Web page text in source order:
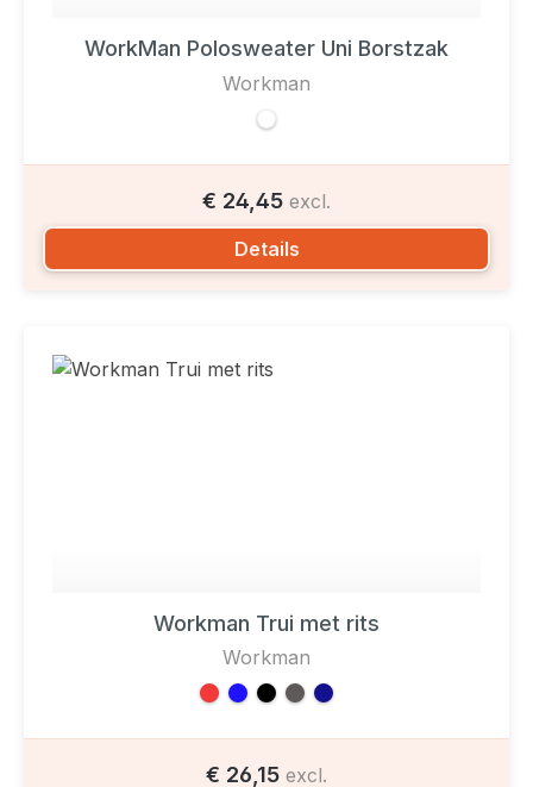
WorkMan Polosweater Uni Borstzak
Workman
€ 24,45 excl.
Details
Workman Trui met rits
Workman
€ 26,15 excl.